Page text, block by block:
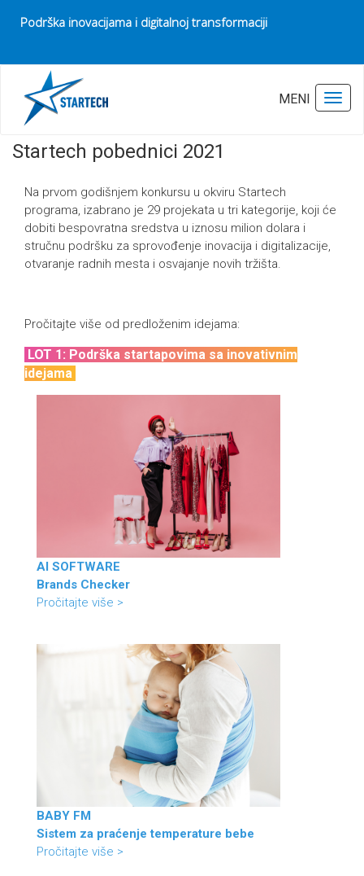
Podrška inovacijama i digitalnoj transformaciji
MENI
Pocetna Startech pobednici 2021 Poslednja izmena: 30.05.2025
Startech pobednici 2021
Na prvom godišnjem konkursu u okviru Startech
programa, izabrano je 29 projekata u tri kategorije, koji će
dobiti bespovratna sredstva u iznosu milion dolara i
stručnu podršku za sprovođenje inovacija i digitalizacije,
otvaranje radnih mesta i osvajanje novih tržišta.
Pročitajte više od predloženim idejama:
LOT 1: Podrška startapovima sa inovativnim
idejama
AI SOFTWARE
Brands Checker
Pročitajte više >
BABY FM
Sistem za praćenje temperature bebe
Pročitajte više >